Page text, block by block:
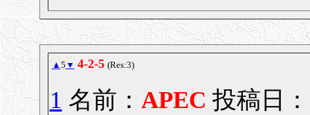
▲ 5 ▼ 4-2-5 (Res:3)
1 名前： APEC 投稿日